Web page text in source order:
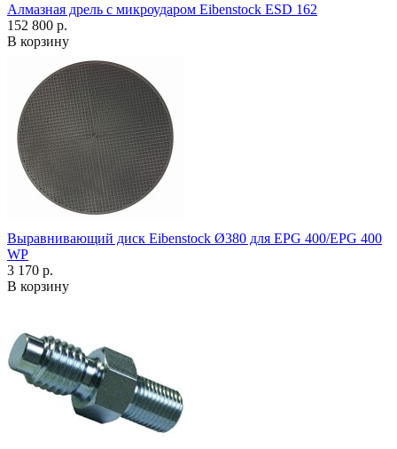
Алмазная дрель с микроударом Eibenstock ESD 162
152 800 р.
В корзину
Выравнивающий диск Eibenstock Ø380 для EPG 400/EPG 400
WP
3 170 р.
В корзину